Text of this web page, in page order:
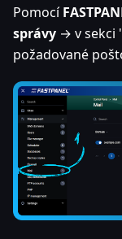
Pomocí
správy → v sekci
požadované